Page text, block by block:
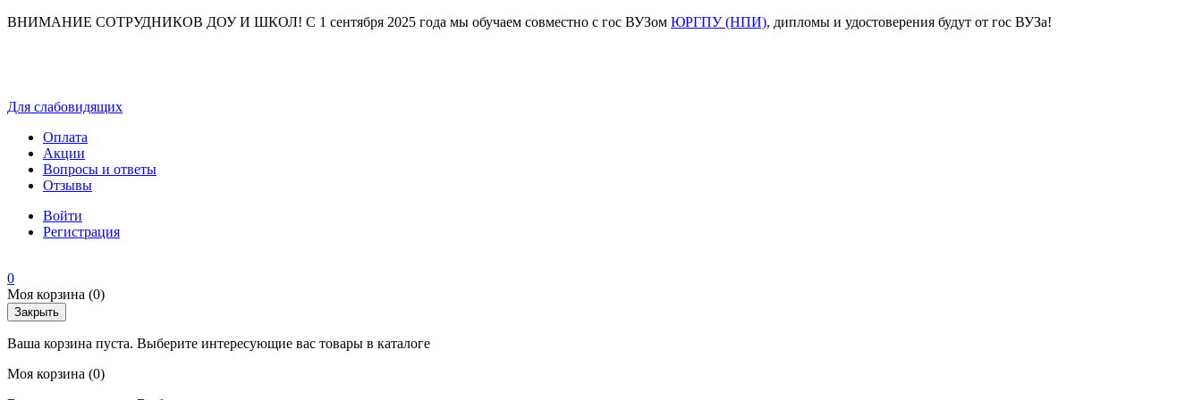
ВНИМАНИЕ СОТРУДНИКОВ ДОУ И ШКОЛ! С 1 сентября 2025 года мы обучаем совместно с гос ВУЗом ЮРГПУ (НПИ), дипломы и удостоверения будут от гос ВУЗа!
Для слабовидящих
Оплата
Акции
Вопросы и ответы
Отзывы
Войти
Регистрация
0
Моя корзина (0)
Закрыть
Ваша корзина пуста. Выберите интересующие вас товары в каталоге
Моя корзина (0)